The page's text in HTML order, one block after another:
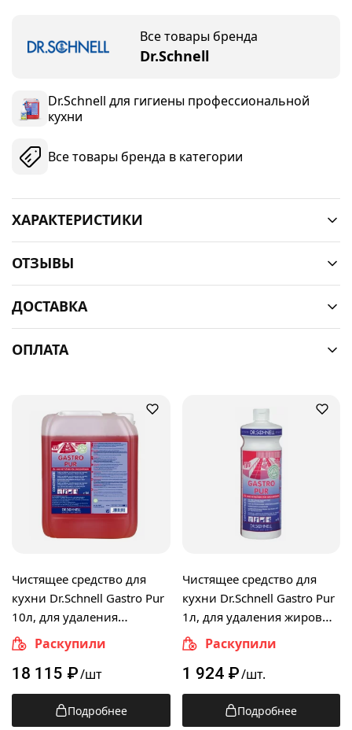
Все товары бренда
Dr.Schnell
Dr.Schnell для гигиены профессиональной
кухни
Все товары бренда в категории
ХАРАКТЕРИСТИКИ
ОТЗЫВЫ
ДОСТАВКА
ОПЛАТА
Чистящее средство для
кухни Dr.Schnell Gastro Pur
10л, для удаления
жировых загрязнений,
36047, 143445
Раскупили
18 115 ₽/шт
Подробнее
Чистящее средство для
кухни Dr.Schnell Gastro Pur
1л, для удаления жировых
загрязнений, 36044,
143444
Раскупили
1 924 ₽/шт.
Подробнее